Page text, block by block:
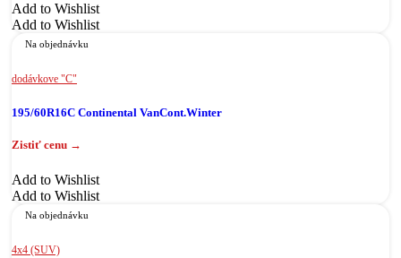
Add to Wishlist
Add to Wishlist
Na objednávku
dodávkove "C"
195/60R16C Continental VanCont.Winter
Add to Wishlist
Add to Wishlist
Na objednávku
4x4 (SUV)